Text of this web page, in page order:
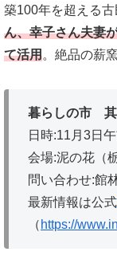
築100年を超える古
ん、幸子さん夫妻
て活用。絶品の薪
暮らしの市
日時:11月3日
会場:泥の花（
問い合わせ:館
最新情報は公式
（ https://